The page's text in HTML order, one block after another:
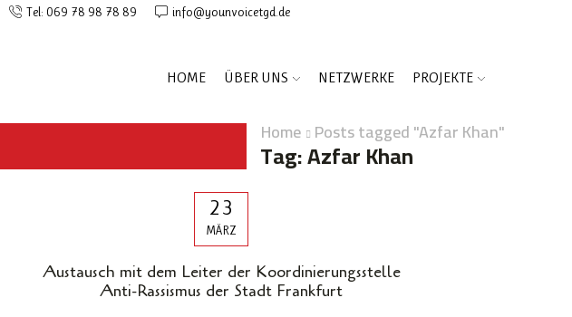
Tel: 069 78 98 78 89 info@younvoicetgd.de
HOME ÜBER UNS NETZWERKE PROJEKTE
Home Posts tagged "Azfar Khan"
Tag: Azfar Khan
23
MÄRZ
Austausch mit dem Leiter der Koordinierungsstelle
Anti-Rassismus der Stadt Frankfurt